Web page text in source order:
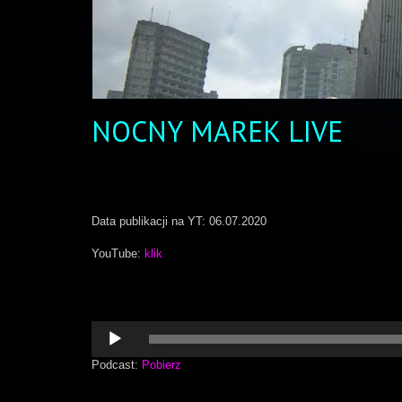
NOCNY MAREK LIVE
Data publikacji na YT: 06.07.2020
YouTube: klik
Odtwarzacz
plików
dźwiękowych
Podcast: Pobierz